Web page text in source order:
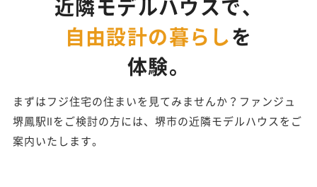
近隣モデルハウスで、
自由設計の暮らしを
体験。
まずはフジ住宅の住まいを見てみませんか？ファンジュ
堺鳳駅Ⅱをご検討の方には、堺市の近隣モデルハウスをご
案内いたします。